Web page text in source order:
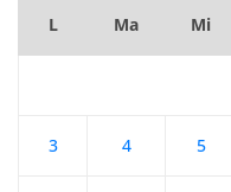
L Ma Mi
3 4 5